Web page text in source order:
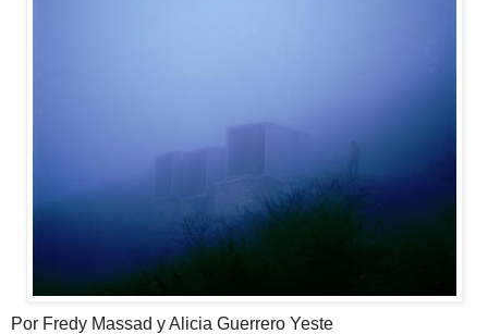
Por Fredy Massad y Alicia Guerrero Yeste